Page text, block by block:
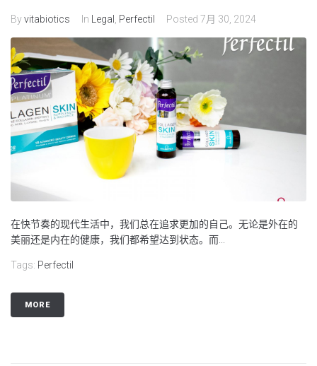
Byvitabiotics In Legal Perfectil Posted 7月 30, 2024
在快节奏的现代生活中，我们总在追求更加的自己。无论是外在的
美丽还是内在的健康，我们都希望达到状态。而...
Tags: Perfectil
MORE